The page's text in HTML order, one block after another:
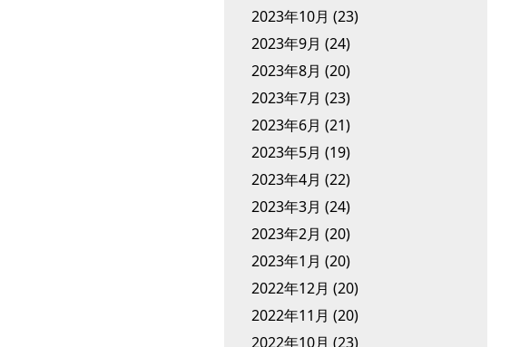
2023年10月 (23)
2023年9月 (24)
2023年8月 (20)
2023年7月 (23)
2023年6月 (21)
2023年5月 (19)
2023年4月 (22)
2023年3月 (24)
2023年2月 (20)
2023年1月 (20)
2022年12月 (20)
2022年11月 (20)
2022年10月 (23)